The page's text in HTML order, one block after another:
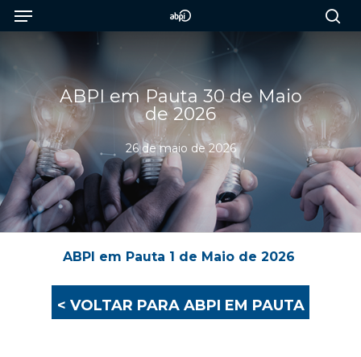
SkipMenu
ABPI em Pauta 30 de Maio
de 2026
26 de maio de 2026
ABPI em Pauta 1 de Maio de 2026
< VOLTAR PARA ABPI EM PAUTA